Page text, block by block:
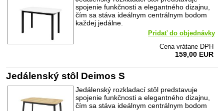
spojenie funkčnosti a elegantného dizajnu,
čím sa stáva ideálnym centrálnym bodom
každej jedálne.
Pridať do objednávky
Cena vrátane DPH
159,00 EUR
Jedálenský stôl Deimos S
Jedálenský rozkladací stôl predstavuje
spojenie funkčnosti a elegantného dizajnu,
čím sa stáva ideálnym centrálnym bodom